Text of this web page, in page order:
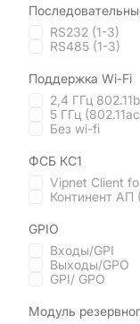
RS232 (1-3)
RS485 (1-3)
Поддержка Wi-Fi
2,4 ГГц
5 ГГц
Без wi-fi
ФСБ КС1
Vipnet Client
Континент АП
GPIO
Входы/GPI
Выходы/GPO
GPI/ GPO
Модуль